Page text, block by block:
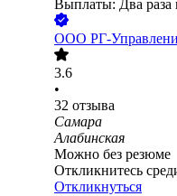
Выплаты: Два раза
ООО РГ-
3.6
•
32 отзыва
Самара
Алабинская
Можно без резюме
Откликнитесь
Откликнуться